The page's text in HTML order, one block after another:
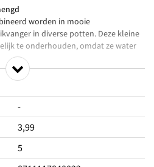
worden in mooie
in diverse potten. Deze kleine
te onderhouden, omdat ze water
bij 20°C in een zaaibakje. Zaai zo
halve centimeter zijn kan je ze
water kunnen opslaan in wortel,
-
3,99
5